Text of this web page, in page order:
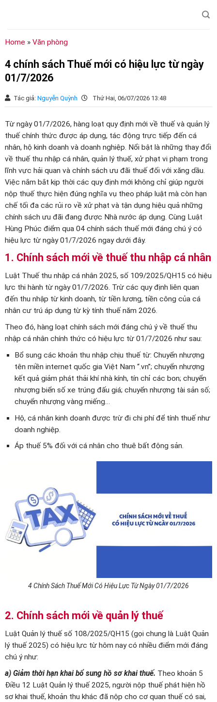
dung
Home » Văn phòng
4 chính sách Thuế mới có hiệu lực từ ngày
01/7/2026
Tác giả: Nguyễn Quỳnh Thứ Hai, 06/07/2026 13:48
Từ ngày 01/7/2026, hàng loạt quy định mới về thuế và quản lý
thuế chính thức được áp dụng, tác động trực tiếp đến cá
nhân, hộ kinh doanh và doanh nghiệp. Nổi bật là những thay đổi
về thuế thu nhập cá nhân, quản lý thuế, xử phạt vi phạm trong
lĩnh vực hải quan và chính sách ưu đãi thuế đối với xăng dầu.
Việc nắm bắt kịp thời các quy định mới không chỉ giúp người
nộp thuế thực hiện đúng nghĩa vụ theo pháp luật mà còn hạn
chế tối đa các rủi ro về xử phạt và tận dụng hiệu quả những
chính sách ưu đãi đang được Nhà nước áp dụng. Cùng Luật
Hùng Phúc điểm qua 04 chính sách thuế mới đáng chú ý có
hiệu lực từ ngày 01/7/2026 ngay dưới đây.
1. Chính sách mới về thuế thu nhập cá nhân
Luật Thuế thu nhập cá nhân 2025, số 109/2025/QH15 có hiệu
lực thi hành từ ngày 01/7/2026. Trừ các quy định liên quan
đến thu nhập từ kinh doanh, từ tiền lương, tiền công của cá
nhân cư trú áp dụng từ kỳ tính thuế năm 2026.
Theo đó, hàng loạt chính sách mới đáng chú ý về thuế thu
nhập cá nhân chính thức có hiệu lực từ 01/7/2026 như sau:
Bổ sung các khoản thu nhập chịu thuế từ: Chuyển nhượng
tên miền internet quốc gia Việt Nam “.vn”; chuyển nhượng
kết quả giảm phát thải khí nhà kính, tín chỉ các bon; chuyển
nhượng biển số xe trúng đấu giá; chuyển nhượng tài sản số;
chuyển nhượng vàng miếng…
Hộ, cá nhân kinh doanh được trừ đi chi phí để tính thuế như
doanh nghiệp.
Áp thuế 5% đối với cá nhân cho thuê bất động sản.
4 Chính Sách Thuế Mới Có Hiệu Lực Từ Ngày 01/7/2026
2. Chính sách mới về quản lý thuế
Luật Quản lý thuế số 108/2025/QH15 (gọi chung là Luật Quản
lý thuế 2025) có hiệu lực từ hôm nay có nhiều điểm mới đáng
chú ý như:
a) Giảm thời hạn khai bổ sung hồ sơ khai thuế. Theo khoản 5
Điều 12 Luật Quản lý thuế 2025, người nộp thuế phát hiện hồ
sơ khai thuế, khoản thu khác đã nộp cho cơ quan thuế có sai,